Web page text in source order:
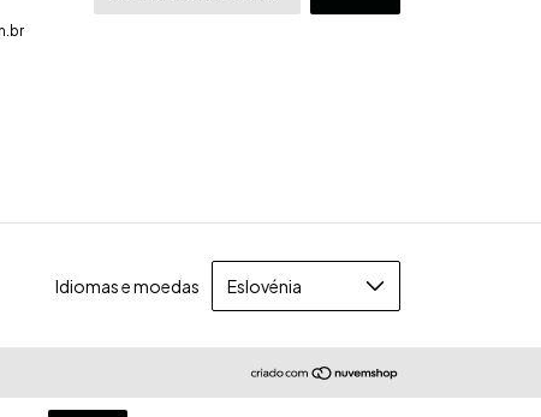
Idiomas e moedas